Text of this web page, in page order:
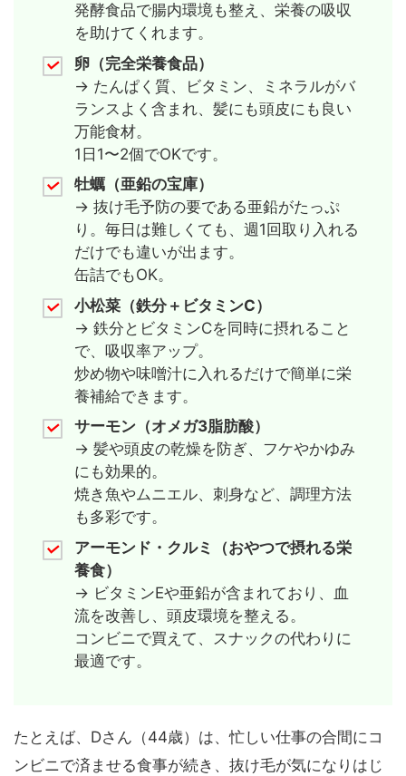
発酵食品で腸内環境も整え、栄養の吸収
を助けてくれます。
卵（完全栄養食品）
→ たんぱく質、ビタミン、ミネラルがバ
ランスよく含まれ、髪にも頭皮にも良い
万能食材。
1日1〜2個でOKです。
牡蠣（亜鉛の宝庫）
→ 抜け毛予防の要である亜鉛がたっぷ
り。毎日は難しくても、週1回取り入れる
だけでも違いが出ます。
缶詰でもOK。
小松菜（鉄分＋ビタミンC）
→ 鉄分とビタミンCを同時に摂れること
で、吸収率アップ。
炒め物や味噌汁に入れるだけで簡単に栄
養補給できます。
サーモン（オメガ3脂肪酸）
→ 髪や頭皮の乾燥を防ぎ、フケやかゆみ
にも効果的。
焼き魚やムニエル、刺身など、調理方法
も多彩です。
アーモンド・クルミ（おやつで摂れる栄
養食）
→ ビタミンEや亜鉛が含まれており、血
流を改善し、頭皮環境を整える。
コンビニで買えて、スナックの代わりに
最適です。
たとえば、Dさん（44歳）は、忙しい仕事の合間にコ
ンビニで済ませる食事が続き、抜け毛が気になりはじ